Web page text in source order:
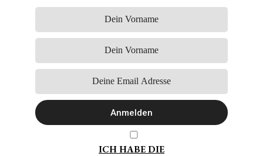
ICH HABE DIE